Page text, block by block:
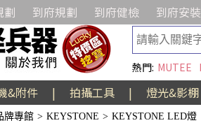
劃 到府規劃 到府健檢 到府安裝
熱門: MUTEE
&附件 | 拍攝工具 | 燈光&影棚
牌專館 > KEYSTONE > KEYSTONE LED燈